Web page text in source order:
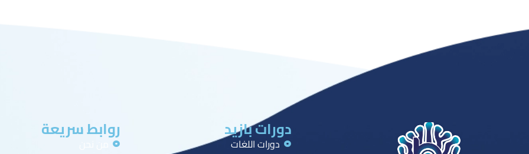
دورات بازيد
دورات اللغات
روابط سريعة